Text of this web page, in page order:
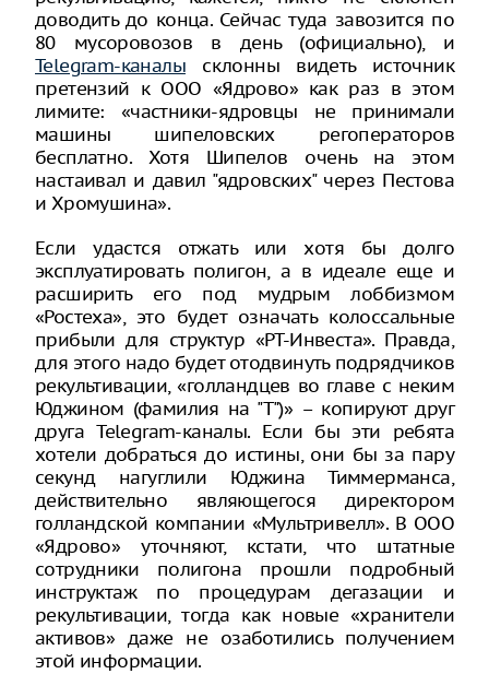
доводить до конца. Сейчас туда завозится по
80 мусоровозов в день (официально), и
Telegram-каналы склонны видеть источник
претензий к ООО «Ядрово» как раз в этом
лимите: «частники-ядровцы не принимали
машины шипеловских регоператоров
бесплатно. Хотя Шипелов очень на этом
настаивал и давил "ядровских" через Пестова
и Хромушина».
Если удастся отжать или хотя бы долго
эксплуатировать полигон, а в идеале еще и
расширить его под мудрым лоббизмом
«Ростеха», это будет означать колоссальные
прибыли для структур «РТ-Инвеста». Правда,
для этого надо будет отодвинуть подрядчиков
рекультивации, «голландцев во главе с неким
Юджином (фамилия на "Т")» – копируют друг
друга Telegram-каналы. Если бы эти ребята
хотели добраться до истины, они бы за пару
секунд нагуглили Юджина Тиммерманса,
действительно являющегося директором
голландской компании «Мультривелл». В ООО
«Ядрово» уточняют, кстати, что штатные
сотрудники полигона прошли подробный
инструктаж по процедурам дегазации и
рекультивации, тогда как новые «хранители
активов» даже не озаботились получением
этой информации.